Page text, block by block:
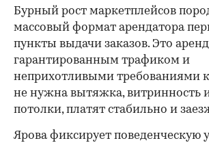
Бурный рост маркетплейсов
массовый формат арендатора
пункты выдачи заказов. Это
гарантированным трафиком и
неприхотливыми требованиями
не нужна вытяжка, витринность
потолки, платят стабильно и
Ярова фиксирует поведенческую